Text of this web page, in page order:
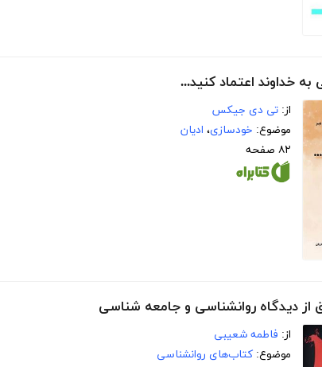
به خداوند اعتماد کنید...
از: تی دی جیکس
موضوع: خودسازی، ادیان
۸۲ صفحه
از دیدگاه روانشناسی و جامعه شناسی
از: فاطمه شعیبی
موضوع: کتاب‌های روانشناسی